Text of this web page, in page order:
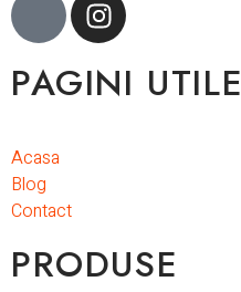
PAGINI UTILE
Acasa
Blog
Contact
PRODUSE